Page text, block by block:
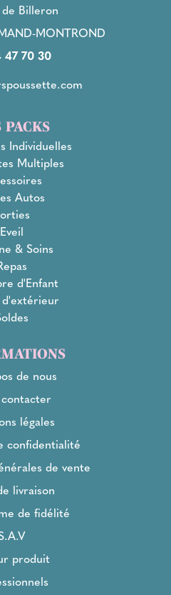
Billeron
MONTROND
47 70 30
PACKS
Individuelles
Multiples
Autos
Eveil
& Soins
d'Enfant
de nous
légales
confidentialité
de vente
livraison
de fidélité
produit